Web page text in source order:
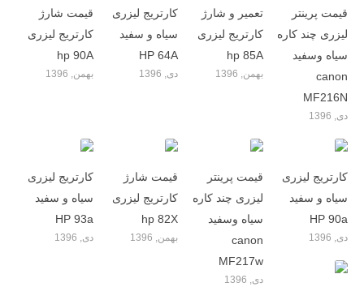
قیمت شارژ
کارتریج لیزری
hp 90A
بهمن, 1396
کارتریج لیزری
سیاه و سفید
HP 64A
دی, 1396
تعمیر و شارژ
کارتریج لیزری
hp 85A
بهمن, 1396
قیمت پرینتر
لیزری چند کاره
سیاه وسفید
canon
MF216N
دی, 1396
کارتریج لیزری
سیاه و سفید
HP 93a
دی, 1396
قیمت شارژ
کارتریج لیزری
hp 82X
بهمن, 1396
قیمت پرینتر
لیزری چند کاره
سیاه وسفید
canon
MF217w
دی, 1396
کارتریج لیزری
سیاه و سفید
HP 90a
دی, 1396